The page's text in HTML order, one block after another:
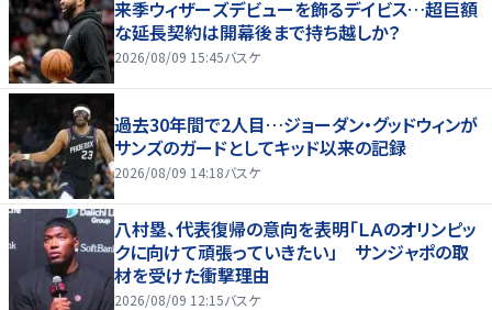
来季ウィザーズデビューを飾るデイビス…超巨額
な延長契約は開幕後まで持ち越しか？
2026/08/09 15:45バスケ
過去30年間で2人目…ジョーダン・グッドウィンが
サンズのガードとしてキッド以来の記録
2026/08/09 14:18バスケ
八村塁、代表復帰の意向を表明「ＬＡのオリンピッ
クに向けて頑張っていきたい」 サンジャポの取
材を受けた衝撃理由
2026/08/09 12:15バスケ